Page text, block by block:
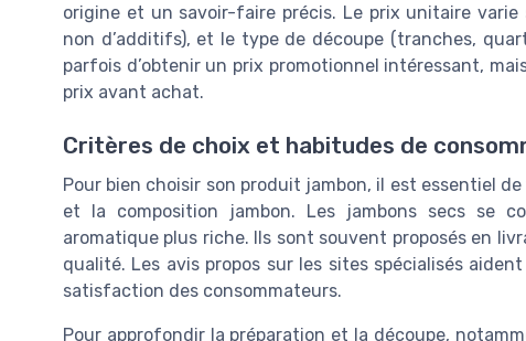
origine et un savoir-faire précis. Le prix unitaire varie
non d’additifs), et le type de découpe (tranches,
parfois d’obtenir un prix promotionnel intéressant,
prix avant achat.
Critères de choix et habitudes de
Pour bien choisir son produit jambon, il est essentiel
et la composition jambon. Les jambons secs se
aromatique plus riche. Ils sont souvent proposés en
qualité. Les avis propos sur les sites spécialisés
satisfaction des consommateurs.
Pour approfondir la préparation et la découpe,